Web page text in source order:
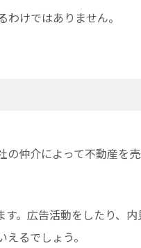
けではありません。
仲介によって不動産を
す。広告活動をしたり、内
るでしょう。